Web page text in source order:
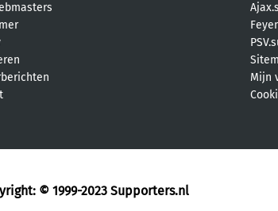
Mijn
© 1999-2023 Supporters.nl